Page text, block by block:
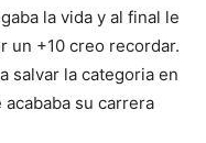
la vida y al final le
un +10 creo recordar.
salvar la categoria en
su carrera